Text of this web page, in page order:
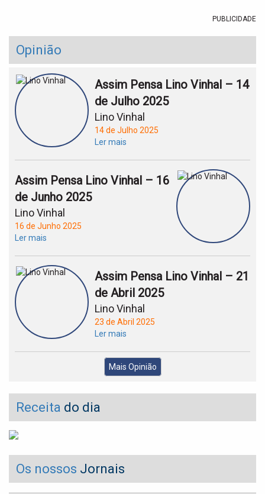
PUBLICIDADE
Opinião
Assim Pensa Lino Vinhal – 14
de Julho 2025
Lino Vinhal
14 de Julho 2025
Ler mais
Assim Pensa Lino Vinhal – 16
de Junho 2025
Lino Vinhal
16 de Junho 2025
Ler mais
Assim Pensa Lino Vinhal – 21
de Abril 2025
Lino Vinhal
23 de Abril 2025
Ler mais
Mais Opinião
Receita do dia
Os nossos Jornais